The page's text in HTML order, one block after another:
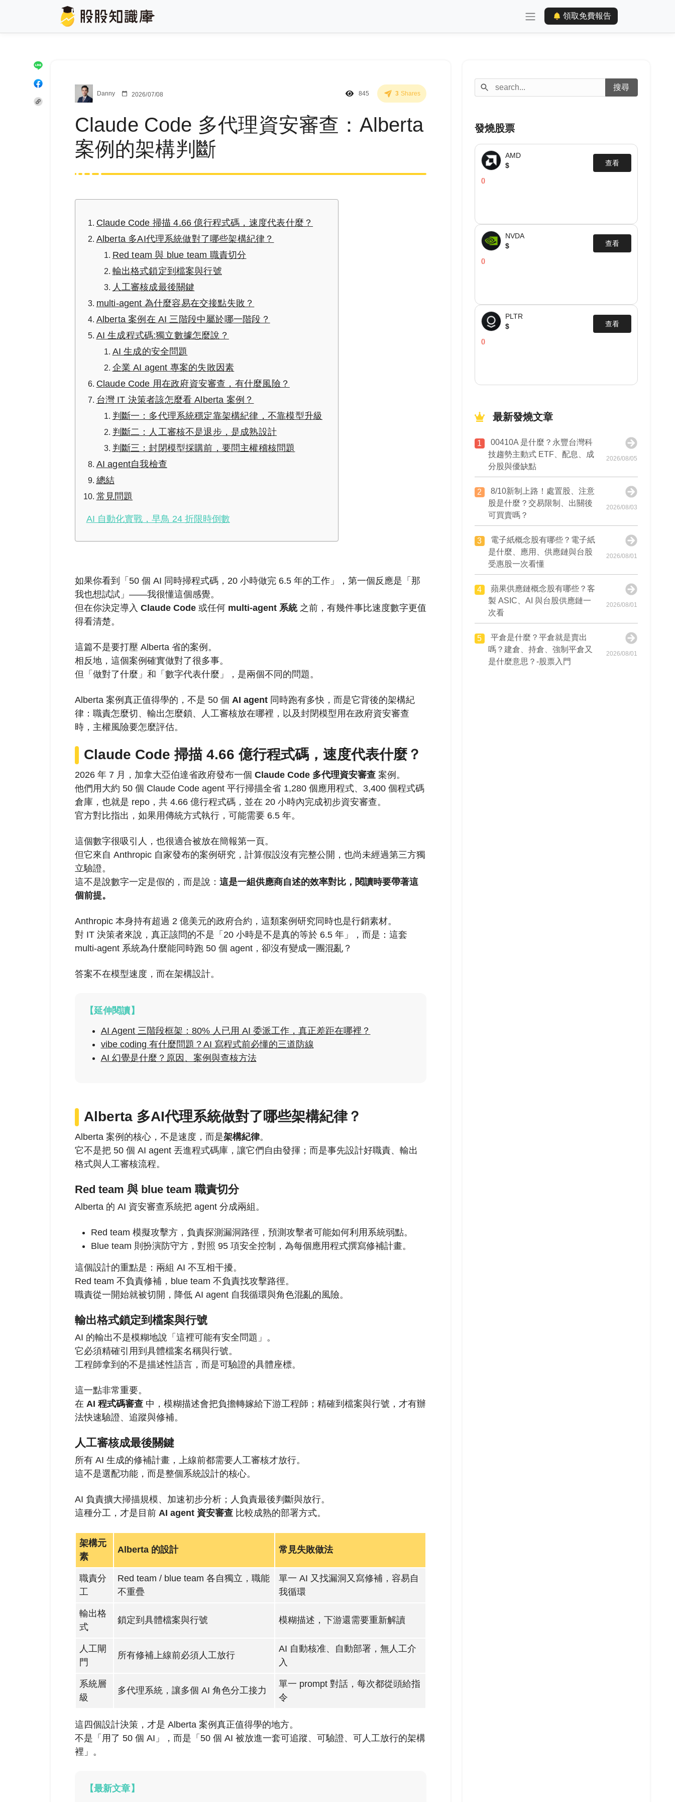
領取免費報告
Danny 2026/07/08 845 3 Shares
Claude Code 多代理資安審查：Alberta
案例的架構判斷
Claude Code 掃描 4.66 億行程式碼，速度代表什麼？
Alberta 多AI代理系統做對了哪些架構紀律？
Red team 與 blue team 職責切分
輸出格式鎖定到檔案與行號
人工審核成最後關鍵
multi-agent 為什麼容易在交接點失敗？
Alberta 案例在 AI 三階段中屬於哪一階段？
AI 生成程式碼:獨立數據怎麼說？
AI 生成的安全問題
企業 AI agent 專案的失敗因素
Claude Code 用在政府資安審查，有什麼風險？
台灣 IT 決策者該怎麼看 Alberta 案例？
判斷一：多代理系統穩定靠架構紀律，不靠模型升級
判斷二：人工審核不是退步，是成熟設計
判斷三：封閉模型採購前，要問主權稽核問題
AI agent自我檢查
總結
常見問題
AI 自動化實戰，早鳥 24 折限時倒數
如果你看到「50 個 AI 同時掃程式碼，20 小時做完 6.5 年的工作」，第一個反應是「那
我也想試試」——我很懂這個感覺。
但在你決定導入 Claude Code或任何 multi-agent 系統之前，有幾件事比速度數字更值
得看清楚。
這篇不是要打壓 Alberta 省的案例。
相反地，這個案例確實做對了很多事。
但「做對了什麼」和「數字代表什麼」，是兩個不同的問題。
Alberta 案例真正值得學的，不是 50 個 AI agent同時跑有多快，而是它背後的架構紀
律：職責怎麼切、輸出怎麼鎖、人工審核放在哪裡，以及封閉模型用在政府資安審查
時，主權風險要怎麼評估。
Claude Code 掃描 4.66 億行程式碼，速度代表什麼？
2026 年 7 月，加拿大亞伯達省政府發布一個 Claude Code 多代理資安審查案例。
他們用大約 50 個 Claude Code agent 平行掃描全省 1,280 個應用程式、3,400 個程式碼
倉庫，也就是 repo，共 4.66 億行程式碼，並在 20 小時內完成初步資安審查。
官方對比指出，如果用傳統方式執行，可能需要 6.5 年。
這個數字很吸引人，也很適合被放在簡報第一頁。
但它來自 Anthropic 自家發布的案例研究，計算假設沒有完整公開，也尚未經過第三方獨
立驗證。
這不是說數字一定是假的，而是說： 這是一組供應商自述的效率對比，閱讀時要帶著這
個前提。
Anthropic 本身持有超過 2 億美元的政府合約，這類案例研究同時也是行銷素材。
對 IT 決策者來說，真正該問的不是「20 小時是不是真的等於 6.5 年」，而是：這套
multi-agent 系統為什麼能同時跑 50 個 agent，卻沒有變成一團混亂？
答案不在模型速度，而在架構設計。
【延伸閱讀】
AI Agent 三階段框架：80% 人已用 AI 委派工作，真正差距在哪裡？
vibe coding 有什麼問題？AI 寫程式前必懂的三道防線
AI 幻覺是什麼？原因、案例與查核方法
Alberta 多AI代理系統做對了哪些架構紀律？
Alberta 案例的核心，不是速度，而是架構紀律。
它不是把 50 個 AI agent 丟進程式碼庫，讓它們自由發揮；而是事先設計好職責、輸出
格式與人工審核流程。
Red team 與 blue team 職責切分
Alberta 的 AI 資安審查系統把 agent 分成兩組。
Red team 模擬攻擊方，負責探測漏洞路徑，預測攻擊者可能如何利用系統弱點。
Blue team 則扮演防守方，對照 95 項安全控制，為每個應用程式撰寫修補計畫。
這個設計的重點是：兩組 AI 不互相干擾。
Red team 不負責修補，blue team 不負責找攻擊路徑。
職責從一開始就被切開，降低 AI agent 自我循環與角色混亂的風險。
輸出格式鎖定到檔案與行號
AI 的輸出不是模糊地說「這裡可能有安全問題」。
它必須精確引用到具體檔案名稱與行號。
工程師拿到的不是描述性語言，而是可驗證的具體座標。
這一點非常重要。
在 AI 程式碼審查中，模糊描述會把負擔轉嫁給下游工程師；精確到檔案與行號，才有辦
法快速驗證、追蹤與修補。
人工審核成最後關鍵
所有 AI 生成的修補計畫，上線前都需要人工審核才放行。
這不是選配功能，而是整個系統設計的核心。
AI 負責擴大掃描規模、加速初步分析；人負責最後判斷與放行。
這種分工，才是目前 AI agent 資安審查比較成熟的部署方式。
架構元
素
Alberta 的設計 常見失敗做法
職責分
工
Red team / blue team 各自獨立，職能
不重疊
單一 AI 又找漏洞又寫修補，容易自
我循環
輸出格
式
鎖定到具體檔案與行號 模糊描述，下游還需要重新解讀
人工閘
門
所有修補上線前必須人工放行
AI 自動核准、自動部署，無人工介
入
系統層
級
多代理系統，讓多個 AI 角色分工接力
單一 prompt 對話，每次都從頭給指
令
這四個設計決策，才是 Alberta 案例真正值得學的地方。
不是「用了 50 個 AI」，而是「50 個 AI 被放進一套可追蹤、可驗證、可人工放行的架構
裡」。
【最新文章】
發燒股票
AMD
$
查看
()
NVDA
$
查看
()
PLTR
$
查看
()
最新發燒文章
1
00410A 是什麼？永豐台灣科
技趨勢主動式 ETF、配息、成
分股與優缺點
2026/08/05
2
8/10新制上路！處置股、注意
股是什麼？交易限制、出關後
可買賣嗎？
2026/08/03
3
電子紙概念股有哪些？電子紙
是什麼、應用、供應鏈與台股
受惠股一次看懂
2026/08/01
4
蘋果供應鏈概念股有哪些？客
製 ASIC、AI 與台股供應鏈一
次看
2026/08/01
5
平倉是什麼？平倉就是賣出
嗎？建倉、持倉、強制平倉又
是什麼意思？-股票入門
2026/08/01